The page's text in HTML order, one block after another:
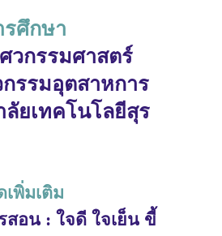
ศึกษา
วกรรมศาสตร์
รรมอุตสาหการ
ยเทคโนโลยีสุร
เพิ่มเติม
อน : ใจดี ใจเย็น ขี้